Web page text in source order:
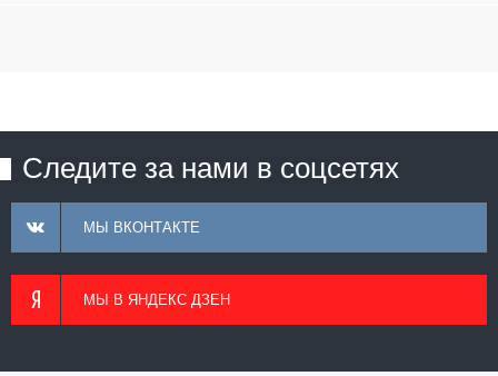
Следите за нами в соцсетях
МЫ ВКОНТАКТЕ
МЫ В ЯНДЕКС ДЗЕН